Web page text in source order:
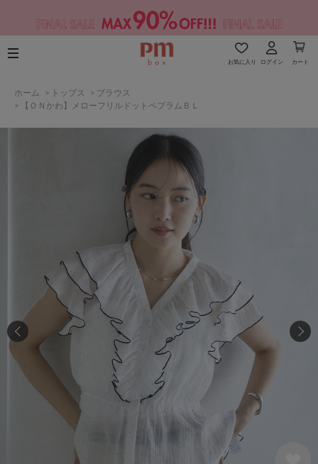
お気に入り ログイン カート
ホーム > トップス > ブラウス
>
【ＯＮかわ】メローフリルドットペプラムＢＬ